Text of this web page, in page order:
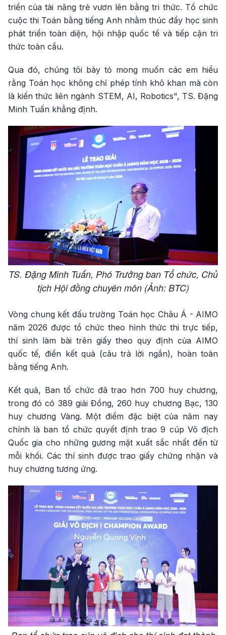
triển của tài năng trẻ vươn lên bằng tri thức. Tổ chức
cuộc thi Toán bằng tiếng Anh nhằm thúc đẩy học sinh
phát triển toàn diện, hội nhập quốc tế và tiếp cận tri
thức toàn cầu.
Qua đó, chúng tôi bày tỏ mong muốn các em hiểu
rằng Toán học không chỉ phép tính khô khan mà còn
là kiến thức liên ngành STEM, AI, Robotics", TS. Đặng
Minh Tuấn khẳng định.
TS. Đặng Minh Tuấn, Phó Trưởng ban Tổ chức, Chủ
tịch Hội đồng chuyên môn (Ảnh: BTC)
Vòng chung kết đấu trường Toán học Châu Á - AIMO
năm 2026 được tổ chức theo hình thức thi trực tiếp,
thí sinh làm bài trên giấy theo quy định của AIMO
quốc tế, điền kết quả (câu trả lời ngắn), hoàn toàn
bằng tiếng Anh.
Kết quả, Ban tổ chức đã trao hơn 700 huy chương,
trong đó có 389 giải Đồng, 260 huy chương Bạc, 130
huy chương Vàng. Một điểm đặc biệt của năm nay
chính là ban tổ chức quyết định trao 9 cúp Vô địch
Quốc gia cho những gương mặt xuất sắc nhất đến từ
mỗi khối. Các thí sinh được trao giấy chứng nhận và
huy chương tương ứng.